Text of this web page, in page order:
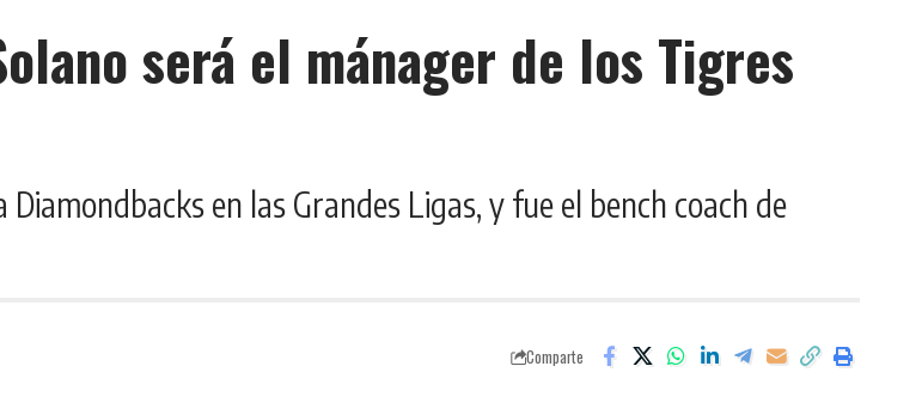
será el mánager de los Tigres
en las Grandes Ligas, y fue el bench coach de
Comparte